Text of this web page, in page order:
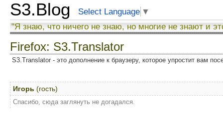
S3.Blog Select Language ▼
"Я знаю, что ничего не знаю, но многие не знают и
Firefox: S3.Translator
S3.Translator - это дополнение к браузеру, которое упростит вам
Игорь (гость)
Спасибо, сюда заглянуть не догадался.